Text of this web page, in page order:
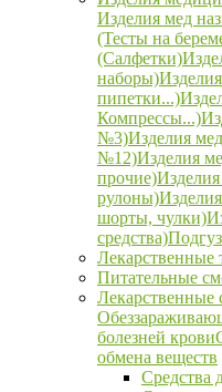
Изделия мед
(Тесты на
(Салфетки)
наборы)
пипетки...)
Компрессы...)
№3)Изделия
№12)Изделия
прочие)
рулоны)
шорты, чулки)
средства)
Лекарственные
Питательные
Лекарственные
болезней крови
обмена веществ
Средства